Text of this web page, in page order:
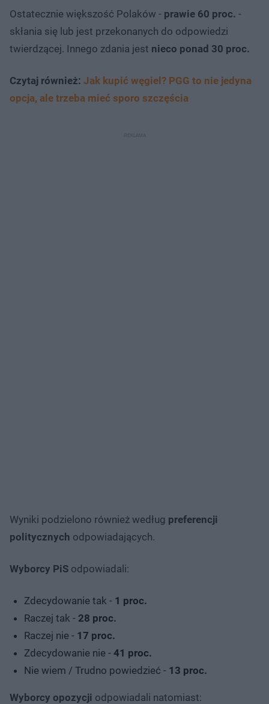
Ostatecznie większość Polaków - prawie 60 proc. -
skłania się lub jest przekonanych do odpowiedzi
twierdzącej. Innego zdania jest nieco ponad 30 proc.
Czytaj również: Jak kupić węgiel? PGG to nie jedyna
opcja, ale trzeba mieć sporo szczęścia
Wyniki podzielono również według preferencji
politycznych odpowiadających.
Wyborcy PiS odpowiadali:
Zdecydowanie tak - 1 proc.
Raczej tak - 28 proc.
Raczej nie - 17 proc.
Zdecydowanie nie - 41 proc.
Nie wiem / Trudno powiedzieć - 13 proc.
Wyborcy opozycji odpowiadali natomiast: